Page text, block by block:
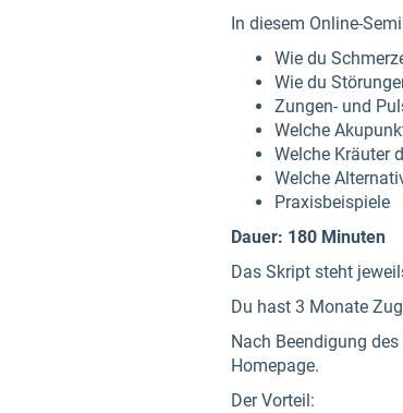
In diesem Online-
Wie du
Wie du
Zungen- und
Welche
Welche Kräuter
Welche
Praxisbeispiele
Dauer: 180 Minuten
Das Skript steht
Du hast 3 Monate
Nach Beendigung
Homepage.
Der Vorteil: